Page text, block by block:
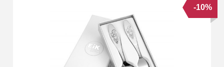
-10%